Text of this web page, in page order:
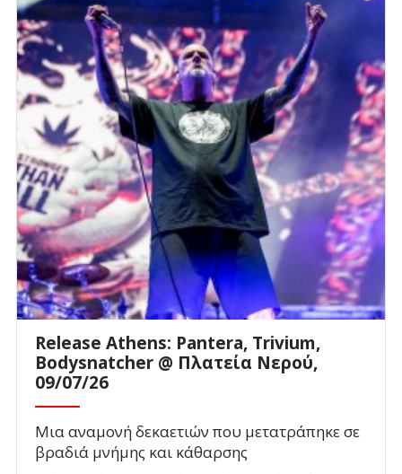
Release Athens: Pantera, Trivium,
Bodysnatcher @ Πλατεία Νερού,
09/07/26
Μια αναμονή δεκαετιών που μετατράπηκε σε
βραδιά μνήμης και κάθαρσης